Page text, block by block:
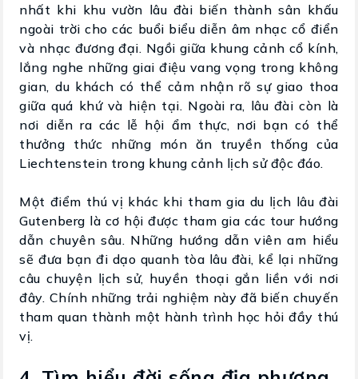
nhất khi khu vườn lâu đài biến thành sân khấu
ngoài trời cho các buổi biểu diễn âm nhạc cổ điển
và nhạc đương đại. Ngồi giữa khung cảnh cổ kính,
lắng nghe những giai điệu vang vọng trong không
gian, du khách có thể cảm nhận rõ sự giao thoa
giữa quá khứ và hiện tại. Ngoài ra, lâu đài còn là
nơi diễn ra các lễ hội ẩm thực, nơi bạn có thể
thưởng thức những món ăn truyền thống của
Liechtenstein trong khung cảnh lịch sử độc đáo.
Một điểm thú vị khác khi tham gia du lịch lâu đài
Gutenberg là cơ hội được tham gia các tour hướng
dẫn chuyên sâu. Những hướng dẫn viên am hiểu
sẽ đưa bạn đi dạo quanh tòa lâu đài, kể lại những
câu chuyện lịch sử, huyền thoại gắn liền với nơi
đây. Chính những trải nghiệm này đã biến chuyến
tham quan thành một hành trình học hỏi đầy thú
vị.